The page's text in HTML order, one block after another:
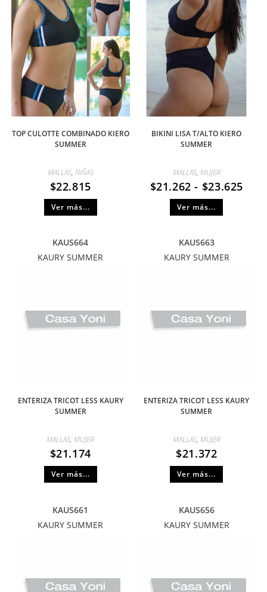
TOP CULOTTE COMBINADO KIERO
SUMMER
MALLAS, NIÑAS
$22.815
Ver más...
BIKINI LISA T/ALTO KIERO
SUMMER
MALLAS, MUJER
$21.262 - $23.625
Ver más...
KAUS664
KAURY SUMMER
ENTERIZA TRICOT LESS KAURY
SUMMER
MALLAS,MUJER
$21.174
Ver más...
KAUS663
KAURY SUMMER
ENTERIZA TRICOT LESS KAURY
SUMMER
MALLAS, MUJER
$21.372
Ver más...
KAUS661
KAURY SUMMER
KAUS656
KAURY SUMMER